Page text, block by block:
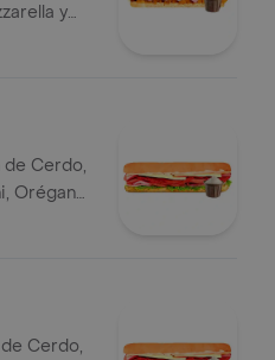
y
Cerdo,
Orégano,
Cerdo,